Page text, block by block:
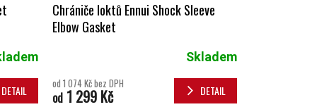
DETAIL
Chrániče loktů Ennui Shock Sleeve
Elbow Gasket
Skladem
od 1 074 Kč bez DPH
od1 299 Kč DETAIL